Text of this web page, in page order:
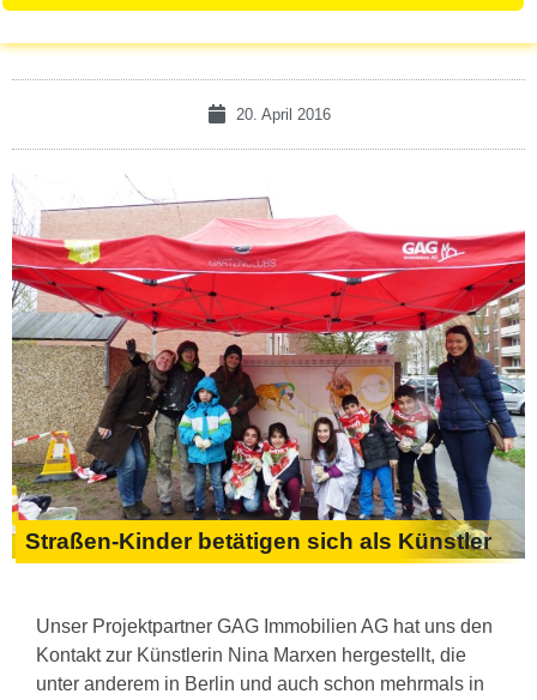
20. April 2016
Straßen-Kinder betätigen sich als Künstler
Unser Projektpartner GAG Immobilien AG hat uns den
Kontakt zur Künstlerin Nina Marxen hergestellt, die
unter anderem in Berlin und auch schon mehrmals in